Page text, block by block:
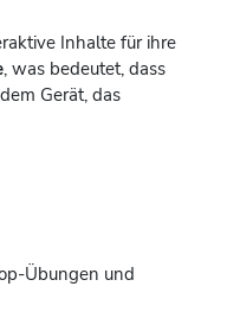
Inhalte für ihre
, was bedeutet, dass
Gerät, das
Übungen und